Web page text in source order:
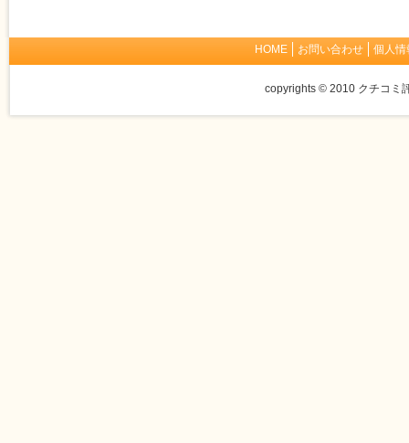
HOME お問い合わせ 個人情
copyrights © 2010 クチコミ